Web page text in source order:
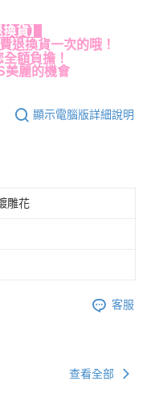
貨】
退換貨一次的哦！
額負擔！
美麗的機會
顯示電腦版詳細說明
雕花
客服
查看全部